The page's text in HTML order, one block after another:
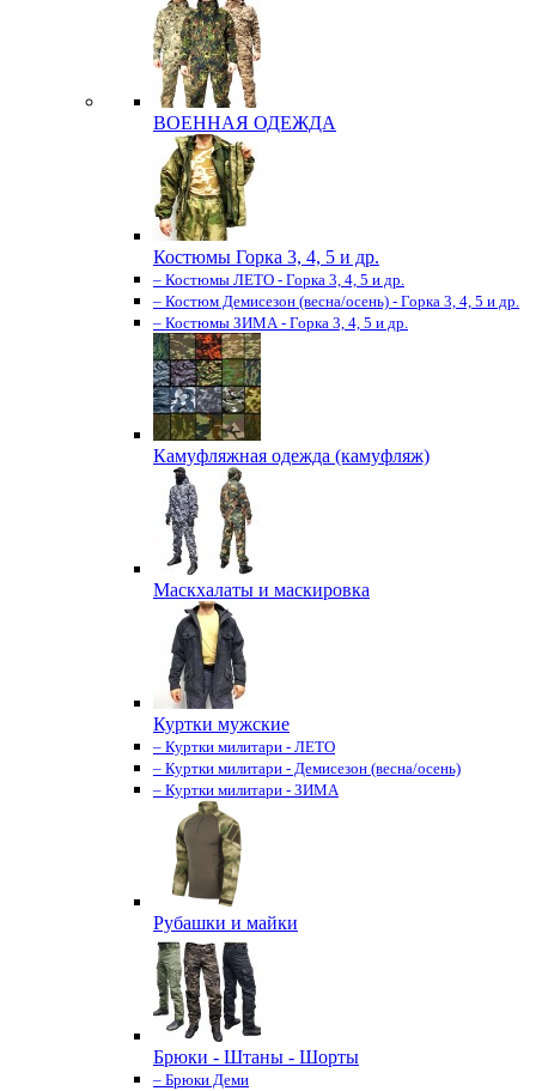
ВОЕННАЯ ОДЕЖДА
Костюмы Горка 3, 4, 5 и др.
– Костюмы ЛЕТО - Горка 3, 4, 5 и др.
– Костюм Демисезон (весна/осень) - Горка 3, 4, 5 и др.
– Костюмы ЗИМА - Горка 3, 4, 5 и др.
Камуфляжная одежда (камуфляж)
Маскхалаты и маскировка
Куртки мужские
– Куртки милитари - ЛЕТО
– Куртки милитари - Демисезон (весна/осень)
– Куртки милитари - ЗИМА
Рубашки и майки
Брюки - Штаны - Шорты
– Брюки Деми